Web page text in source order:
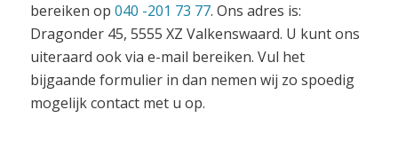
bereiken op 040 -201 73 77. Ons adres is:
Dragonder 45, 5555 XZ Valkenswaard. U kunt ons
uiteraard ook via e-mail bereiken. Vul het
bijgaande formulier in dan nemen wij zo spoedig
mogelijk contact met u op.